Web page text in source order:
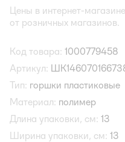
Цены в интернет-
от розничных магазинов.
Код товара: 1000779458
Артикул:
Тип: горшки пластиковые
Материал: полимер
Длина упаковки, см: 13
Ширина упаковки, см: 13